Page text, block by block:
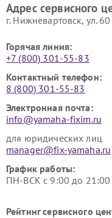
Адрес сервисного
г. Нижневартовск, ул.
Горячая линия:
+7 (800) 301-55-83
Контактный телефон:
8 (800) 301-55-83
Электронная почта:
info@yamaha-fixim.ru
для юридических лиц
manager@fix-yamaha.ru
График работы:
ПН-ВСК с 9:00 до
Рейтинг сервисного